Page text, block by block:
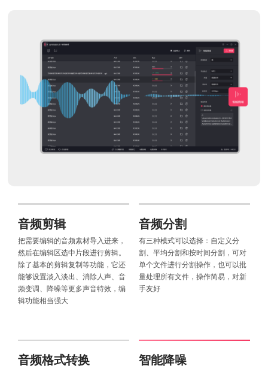
音频剪辑
把需要编辑的音频素材导入进来，
然后在编辑区选中片段进行剪辑。
除了基本的剪辑复制等功能，它还
能够设置淡入淡出、消除人声、音
频变调、降噪等更多声音特效，编
辑功能相当强大
音频分割
有三种模式可以选择：自定义分
割、平均分割和按时间分割，可对
单个文件进行分割操作，也可以批
量处理所有文件，操作简易，对新
手友好
音频格式转换 智能降噪